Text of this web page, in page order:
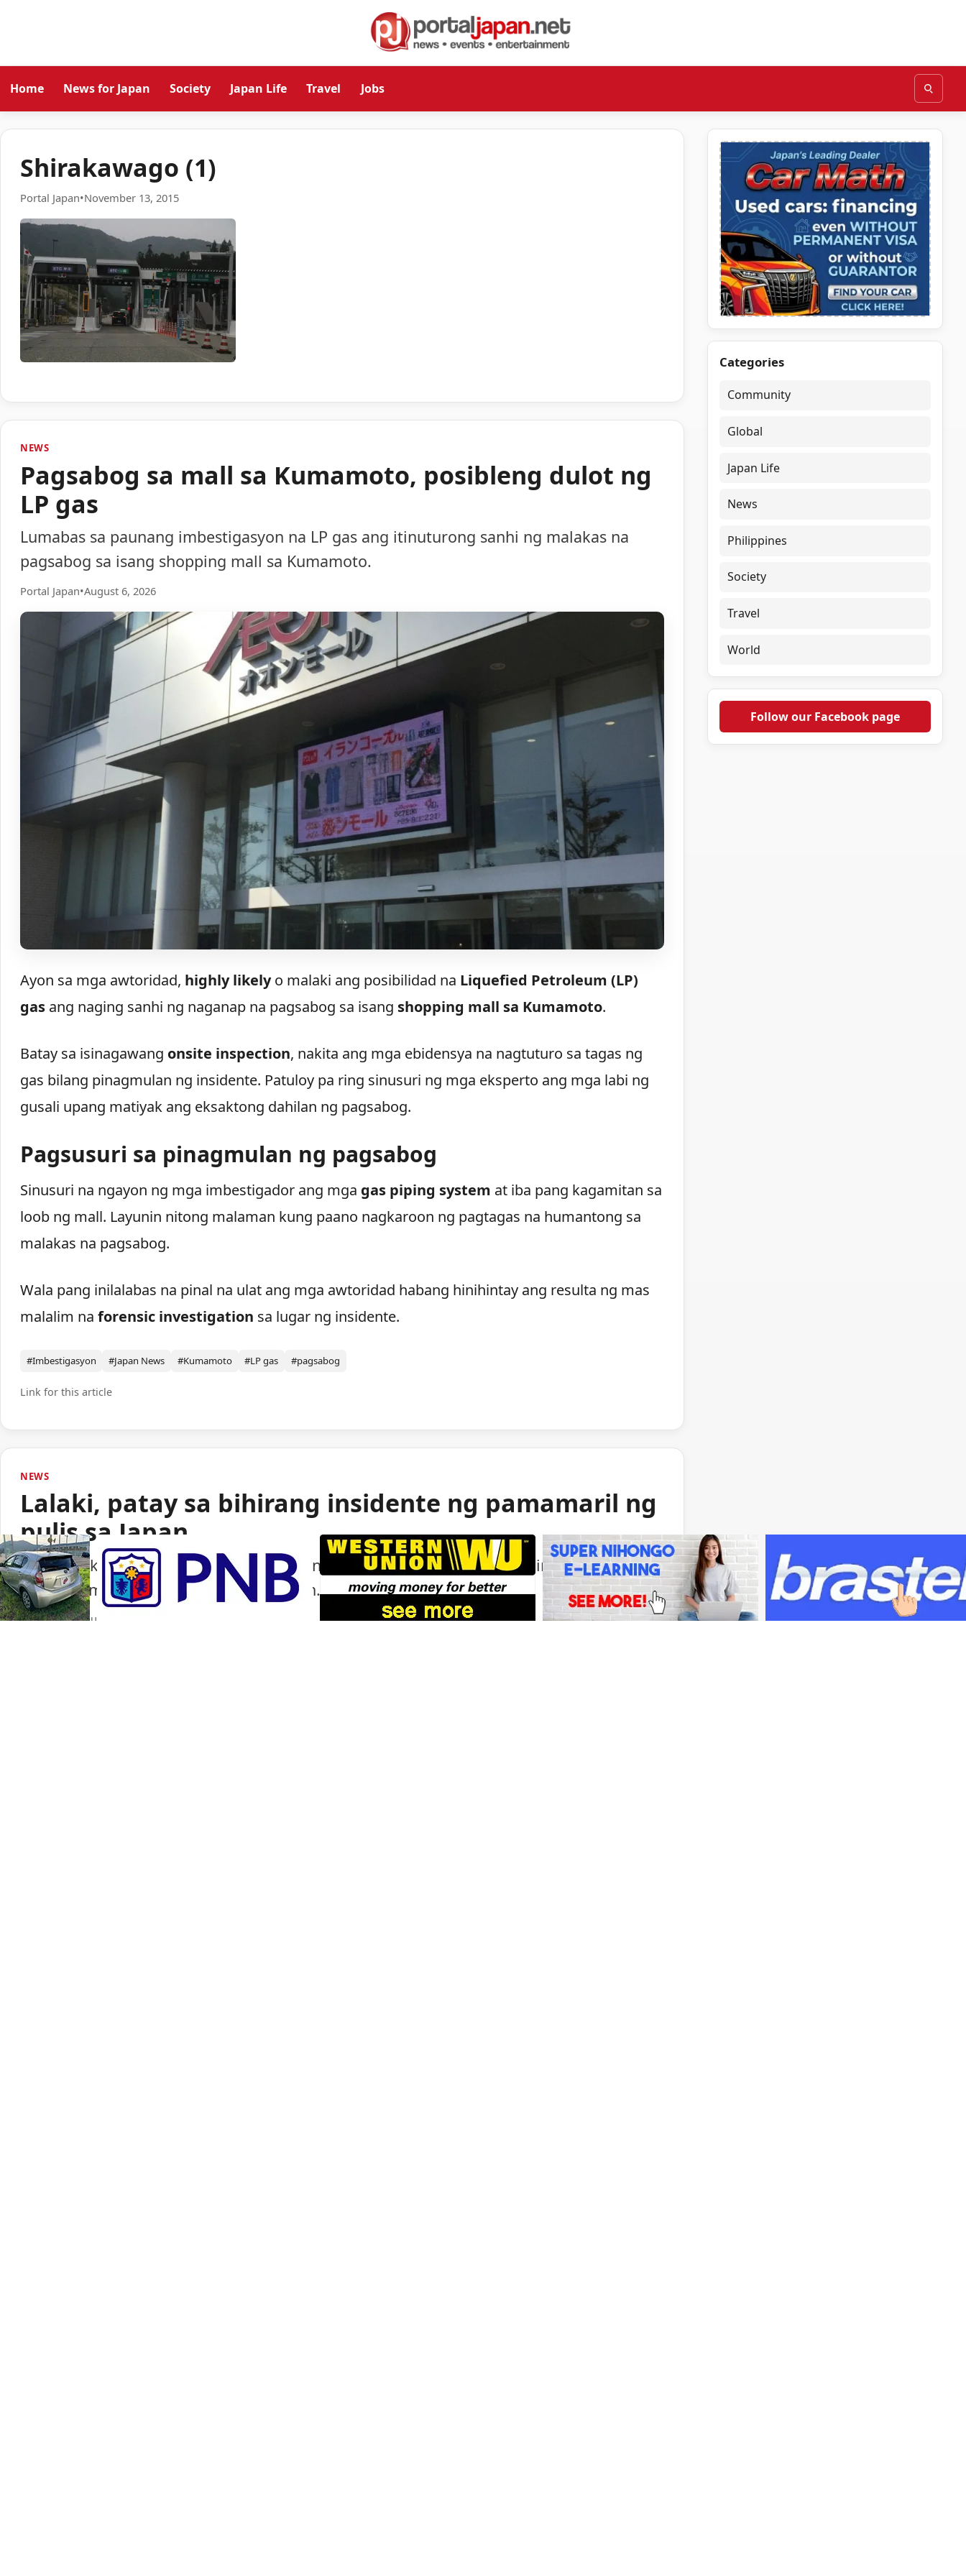
Home News for Japan Society Japan Life Travel Jobs
Shirakawago (1)
Portal Japan•November 13, 2015
NEWS
Pagsabog sa mall sa Kumamoto, posibleng dulot ng
LP gas
Lumabas sa paunang imbestigasyon na LP gas ang itinuturong sanhi ng malakas na
pagsabog sa isang shopping mall sa Kumamoto.
Portal Japan•August 6, 2026
Ayon sa mga awtoridad, highly likelyo malaki ang posibilidad na Liquefied Petroleum (LP)
gasang naging sanhi ng naganap na pagsabog sa isang shopping mall sa Kumamoto.
Batay sa isinagawang onsite inspection, nakita ang mga ebidensya na nagtuturo sa tagas ng
gas bilang pinagmulan ng insidente. Patuloy pa ring sinusuri ng mga eksperto ang mga labi ng
gusali upang matiyak ang eksaktong dahilan ng pagsabog.
Pagsusuri sa pinagmulan ng pagsabog
Sinusuri na ngayon ng mga imbestigador ang mga gas piping system at iba pang kagamitan sa
loob ng mall. Layunin nitong malaman kung paano nagkaroon ng pagtagas na humantong sa
malakas na pagsabog.
Wala pang inilalabas na pinal na ulat ang mga awtoridad habang hinihintay ang resulta ng mas
malalim na forensic investigation sa lugar ng insidente.
#Imbestigasyon #Japan News #Kumamoto #LP gas #pagsabog
Link for this article
NEWS
Lalaki, patay sa bihirang insidente ng pamamaril ng
pulis sa Japan
Isang lalaki ang nasawi matapos barilin ng mga awtoridad sa isang bihirang insidente
ng paggamit ng baril ng pulisya sa Japan.
Portal Japan•August 6, 2026
Categories
Community
Global
Japan Life
News
Philippines
Society
Travel
World
Follow our Facebook page